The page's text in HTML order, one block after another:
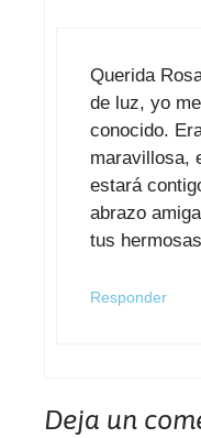
Querida
de luz, yo
conocido.
maravillosa,
estará
abrazo
tus
Responder
Deja un